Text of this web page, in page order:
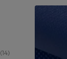
(14)